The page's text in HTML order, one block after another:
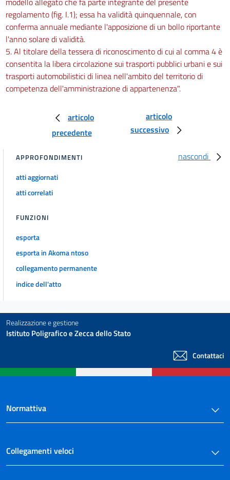
regolamento (fig. I.1); essa ha validità quinquennale, con
conferma annuale mediante l'apposizione di un bollo riportante
l'anno solare di validità.
5. Al titolare della tessera di riconoscimento di cui al comma 4 è
consentita la libera circolazione sui trasporti pubblici urbani e sui
trasporti automobilistici di linea nell'ambito del territorio di
competenza dell'amministrazione di appartenenza".
articolo
precedente
articolo
successivo
nascondi
APPROFONDIMENTI
atti aggiornati
atti correlati
FUNZIONI
esporta
esporta in Akoma ntoso
collegamento permanente
indice dell'atto
Realizzazione e gestione
Istituto Poligrafico e Zecca dello Stato
Contattaci
Normattiva
Collegamenti veloci